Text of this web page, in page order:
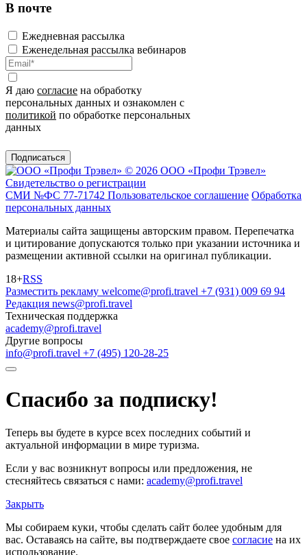
В почте
Ежедневная рассылка
Еженедельная рассылка вебинаров
Я даю согласие на обработку
персональных данных и ознакомлен с
политикой по обработке персональных
данных
Подписаться
© 2026 ООО «Профи Трэвeл»
Свидетельство о регистрации
СМИ №ФС 77-71742 Пользовательское соглашение Обработка
персональных данных
Материалы сайта защищены авторским правом. Перепечатка
и цитирование допускаются только при указании источника и
размещении активной ссылки на оригинал публикации.
18+RSS
Разместить рекламу welcome@profi.travel +7 (931) 009 69 94
Редакция news@profi.travel
Техническая поддержка
academy@profi.travel
Другие вопросы
info@profi.travel +7 (495) 120-28-25
Спасибо за подписку!
Теперь вы будете в курсе всех последних событий и
актуальной информации в мире туризма.
Если у вас возникнут вопросы или предложения, не
стесняйтесь связаться с нами: academy@profi.travel
Закрыть
Мы собираем куки, чтобы сделать сайт более удобным для
вас. Оставаясь на сайте, вы подтверждаете свое согласие на их
использование.